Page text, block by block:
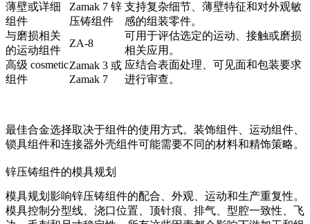
薄壁或详细
组件
Zamak 7 锌
压铸组件
支持复杂细节、薄壁特征和对外观敏
感的组装零件。
与磨损相关
的运动组件
ZA-8
可用于评估选定的运动、接触或磨损
相关应用。
高级 cosmetic
组件
Zamak 3 或
Zamak 7
应结合表面处理、可见面和包装要求
进行审查。
最佳合金选择取决于组件的使用方式。装饰组件、运动组件、
锁具组件和连接器外壳组件可能需要不同的材料和精饰策略。
锌压铸组件的模具规划
模具规划影响锌压铸组件的配合、外观、运动和生产重复性。
模具控制分型线、浇口位置、顶针痕、排气、型腔一致性、飞